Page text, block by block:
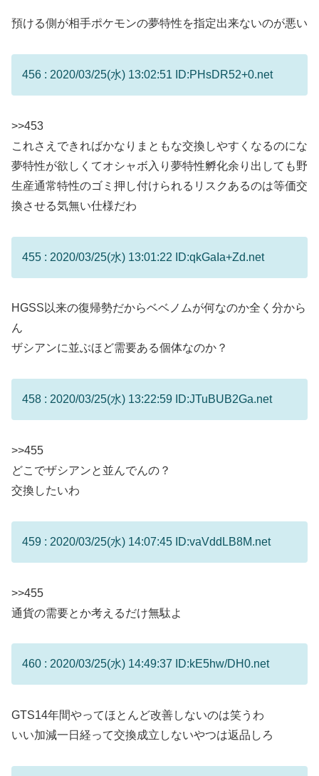
預ける側が相手ポケモンの夢特性を指定出来ないのが悪い
456 : 2020/03/25(水) 13:02:51 ID:PHsDR52+0.net
>>453
これさえできればかなりまともな交換しやすくなるのにな
夢特性が欲しくてオシャボ入り夢特性孵化余り出しても野
生産通常特性のゴミ押し付けられるリスクあるのは等価交
換させる気無い仕様だわ
455 : 2020/03/25(水) 13:01:22 ID:qkGaIa+Zd.net
HGSS以来の復帰勢だからベベノムが何なのか全く分から
ん
ザシアンに並ぶほど需要ある個体なのか？
458 : 2020/03/25(水) 13:22:59 ID:JTuBUB2Ga.net
>>455
どこでザシアンと並んでんの？
交換したいわ
459 : 2020/03/25(水) 14:07:45 ID:vaVddLB8M.net
>>455
通貨の需要とか考えるだけ無駄よ
460 : 2020/03/25(水) 14:49:37 ID:kE5hw/DH0.net
GTS14年間やってほとんど改善しないのは笑うわ
いい加減一日経って交換成立しないやつは返品しろ